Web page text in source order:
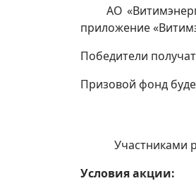
АО
приложение
Победители
Призовой фонд
Участниками
Условия акции: